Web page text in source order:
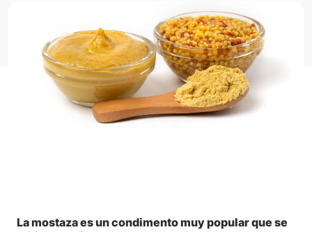
La mostaza es un condimento muy popular que se